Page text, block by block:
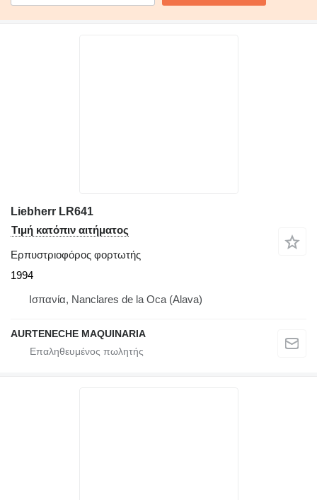
Liebherr LR641
Τιμή κατόπιν αιτήματος
Ερπυστριοφόρος φορτωτής
1994
Ισπανία, Nanclares de la Oca (Alava)
AURTENECHE MAQUINARIA